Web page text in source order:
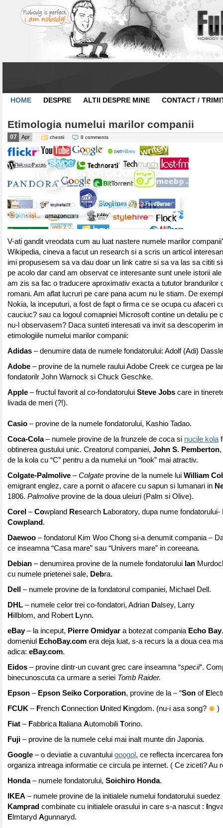
HOME DESPRE ALTII DESPRE MINE CONTACT /
Etimologia numelui marilor companii
07 Apr chestii 8 comments
V-ati gandit vreodata cum au luat nastere numele marilor
Wikipedia, cineva a facut un research si a scris un articol
imi propusesem sa va dau doar un link catre si sa va las sa cititi
pe acolo dar cand am observat ce interesante sunt unele istorii
am zis sa fac o traducere aproximativ exacta a tututor brandurilor
romani. Am aflat lucruri pe care pana acum nu le stiam. De
Nokia, la inceputuri, a fost de fapt o firma ce se ocupa cu afaceri
cauciuc? sau ca logoul comapniei Microsoft contine un detaliu pe
nu-l observasem? Daca sunteti interesati va invit sa descoperim
etimologiile numelui marilor companii:
Adidas – denumire data de numele fondatorului: Adolf (Adi)
Adobe – provine de la numele raului Adobe Creek ce curgea pe
fondatorilr John Warnock si Chuck Geschke.
Apple – fructul favorit al co-fondatorului Steve Jobs care in
livada de meri (?!).
Casio – provine de la numele fondatorului, Kashio Tadao.
Coca-Cola– numele provine de la frunzele de coca si nucile kola
obtinerea gustului unic. Creatorul companiei, John S. Pemberton
de la kola cu “C” pentru a da numelui un “look” mai atractiv.
Colgate-Palmolive –Colgate provine de la numele lui William
emigrant englez, care a pornit o afacere cu sapun si lumanari in
1806. Palmolive provine de la doua uleiuri (Palm si Olive).
Corel –Cowpland Research Laboratory, dupa nume
Cowpland .
Daewoo – fondatorul Kim Woo Chong si-a denumit compania –
ce inseamna “Casa mare” sau “Univers mare” in coreeana.
Debian – denumirea provine de la numele fondatorului Ian
cu numele prietenei sale, Debra.
Dell
– numele provine de la fondatorul companiei, Michael Dell.
DHL – numele celor trei co-fondatori, Adrian Dalsey, Larry
H illblom, and Robert Lynn.
eBay– la inceput, Pierre Omidyar a botezat compania Echo Bay
domeniul
EchoBay.com era deja luat, s-a recurs la a doua cea
adica: eBay.com.
Eidos – provine dintr-un cuvant grec care inseamna “specii“.
binecunoscuta ca urmare a seriei Tomb Raider.
Epson – Epson Seiko Corporation, provine de la – “Son of E
FCUK – French Connection United Kingdom. (nu-i asa song?
)
Fiat – Fabbrica taliana Automobili Torino.
Fuji – provine de la numele celui mai inalt munte din Japonia.
Google – o deviatie a cuvantului googol , ce reflecta incercarea
organiza intreaga informatie ce circula pe internet. ( Ce ziceti? Au
Honda– numele fondatorului, Soichiro Honda.
IKEA – numele provine de la initialele numelui fondatorului suedez
Kamprad combinate cu initialele orasului in care s-a nascut :
E lmtaryd Agunnaryd.